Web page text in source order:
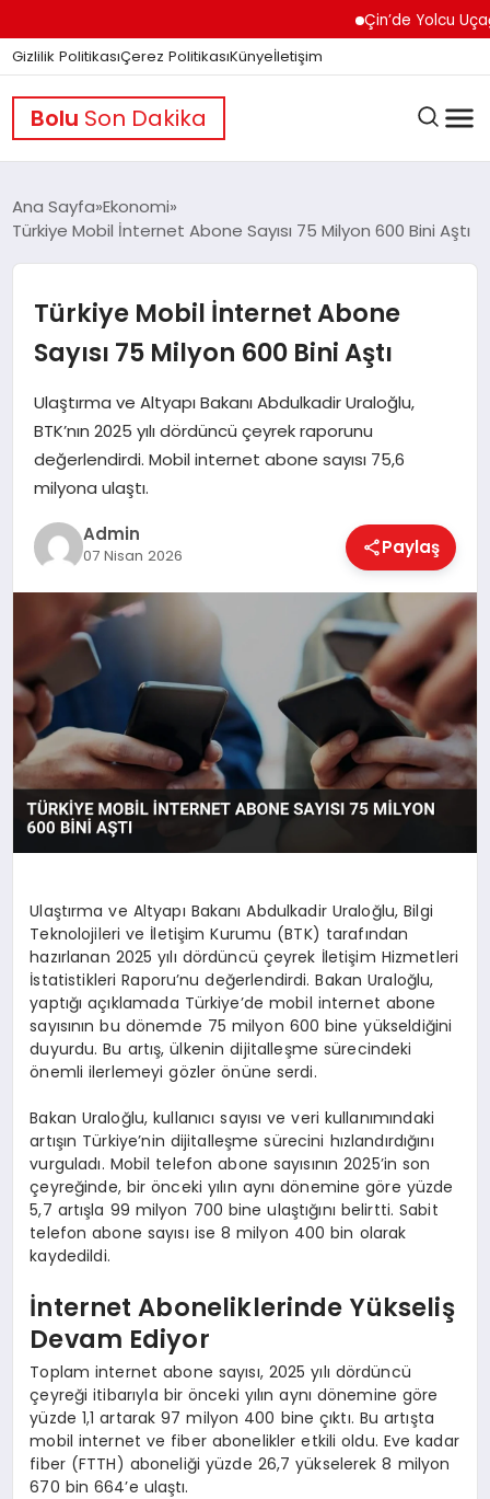
Çin’de Yolcu
Gizlilik PolitikasıÇerez PolitikasıKünyeİletişim
Bolu Son Dakika
GÜNDEM
DÜNYA
EĞITIM
EKONOMI
SAĞLIK
SPOR
TEKNOLOJI
Ana Sayfa Ekonomi
Türkiye Mobil İnternet Abone Sayısı 75 Milyon 600 Bini Aştı
Türkiye Mobil İnternet Abone
Sayısı 75 Milyon 600 Bini Aştı
Ulaştırma ve Altyapı Bakanı Abdulkadir Uraloğlu,
BTK’nın 2025 yılı dördüncü çeyrek raporunu
değerlendirdi. Mobil internet abone sayısı 75,6
milyona ulaştı.
Admin
07 Nisan 2026 Paylaş
Ulaştırma ve Altyapı Bakanı Abdulkadir Uraloğlu, Bilgi
Teknolojileri ve İletişim Kurumu (BTK) tarafından
hazırlanan 2025 yılı dördüncü çeyrek İletişim Hizmetleri
İstatistikleri Raporu’nu değerlendirdi. Bakan Uraloğlu,
yaptığı açıklamada Türkiye’de mobil internet abone
sayısının bu dönemde 75 milyon 600 bine yükseldiğini
duyurdu. Bu artış, ülkenin dijitalleşme sürecindeki
önemli ilerlemeyi gözler önüne serdi.
Bakan Uraloğlu, kullanıcı sayısı ve veri kullanımındaki
artışın Türkiye’nin dijitalleşme sürecini hızlandırdığını
vurguladı. Mobil telefon abone sayısının 2025’in son
çeyreğinde, bir önceki yılın aynı dönemine göre yüzde
5,7 artışla 99 milyon 700 bine ulaştığını belirtti. Sabit
telefon abone sayısı ise 8 milyon 400 bin olarak
kaydedildi.
İnternet Aboneliklerinde Yükseliş
Devam Ediyor
Toplam internet abone sayısı, 2025 yılı dördüncü
çeyreği itibarıyla bir önceki yılın aynı dönemine göre
yüzde 1,1 artarak 97 milyon 400 bine çıktı. Bu artışta
mobil internet ve fiber abonelikler etkili oldu. Eve kadar
fiber (FTTH) aboneliği yüzde 26,7 yükselerek 8 milyon
670 bin 664’e ulaştı.